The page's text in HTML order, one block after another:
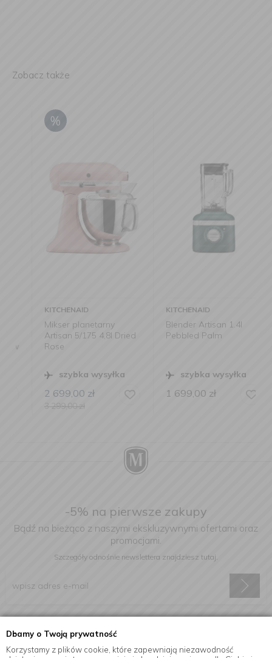
Dbamy o Twoją prywatność
Korzystamy z plików cookie, które zapewniają niezawodność
Zobacz także
KITCHENAID
Mikser planetarny
Artisan 5/175 4,8l Dried
Rose
szybka wysyłka
2 699,00zł
3 299,00zł
KITCHENAID
Blender Artisan 1.4l
Pebbled Palm
szybka wysyłka
1 699,00zł
-5% na pierwsze zakupy
Bądź na bieżąco z naszymi ekskluzywnymi ofertami oraz
promocjami.
Szczegóły odnośnie newslettera znajdziesz tutaj.
elektroniczną na podany adres e-mail.